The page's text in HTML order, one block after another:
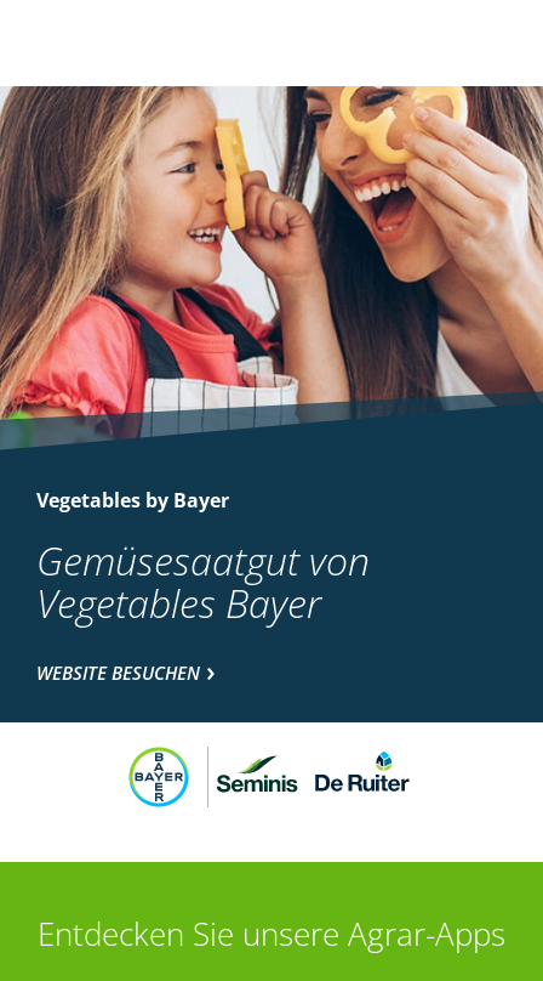
Vegetables by Bayer
Gemüsesaatgut von
Vegetables Bayer
WEBSITE BESUCHEN
Entdecken Sie unsere Agrar-Apps